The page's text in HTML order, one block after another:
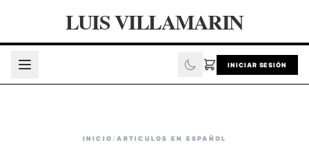
LUIS VILLAMARIN
INICIAR SESIÓN
INICIO /ARTICULOS EN ESPAÑOL